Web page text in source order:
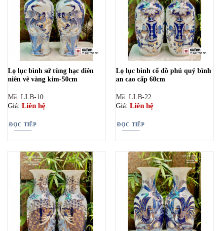
Lọ lục bình sứ tùng hạc diên
niên vẽ vàng kim-50cm
Mã: LLB-10
Giá: Liên hệ
ĐỌC TIẾP
Lọ lục bình cổ đồ phú quý bình
an cao cấp 60cm
Mã: LLB-22
Giá: Liên hệ
ĐỌC TIẾP